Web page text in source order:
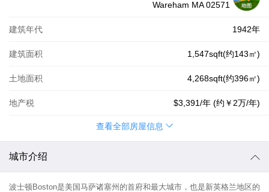
Wareham MA 02571
建筑年代 1942年
建筑面积 1,547sqft(约143㎡)
土地面积 4,268sqft(约396㎡)
地产税 $3,391/年 (约 ￥2万/年)
查看全部房屋信息
城市介绍
波士顿Boston是美国马萨诸塞州的首府和最大城市，也是新英格兰地区的